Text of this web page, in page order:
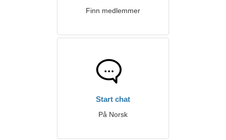
Finn medlemmer
Start chat
På Norsk